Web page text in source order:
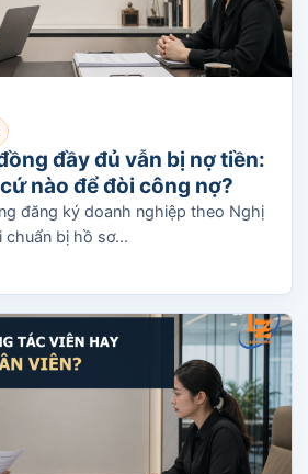
đầy đủ vẫn bị nợ tiền:
nào để đòi công nợ?
đăng ký doanh nghiệp theo Nghị
chuẩn bị hồ sơ...